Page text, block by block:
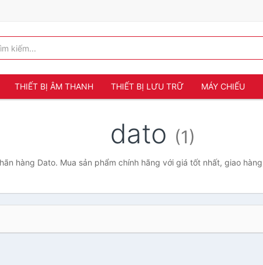
THIẾT BỊ ÂM THANH THIẾT BỊ LƯU TRỮ MÁY CHIẾU
dato (1)
hàng Dato. Mua sản phẩm chính hãng với giá tốt nhất, giao